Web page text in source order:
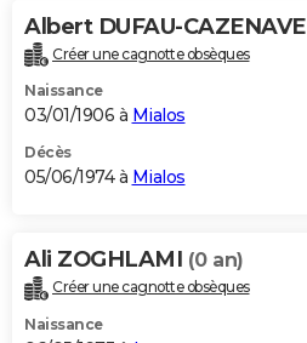
Albert DUFAU-CAZENAVE
Créer une cagnotte obsèques
Naissance
03/01/1906 à Mialos
Décès
05/06/1974 à Mialos
Ali ZOGHLAMI (0 an)
Créer une cagnotte obsèques
Naissance